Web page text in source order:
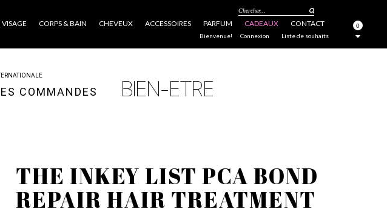
CORPS & BAIN CHEVEUX ACCESSOIRES PARFUM CADEAUX CONTACT
Chercher...
0
Liste de souhaits
Bienvenue! Connexion
COMMANDES
THE INKEY LIST PCA BOND
REPAIR HAIR TREATMENT